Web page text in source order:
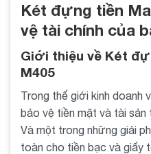
Két đựng tiền
vệ tài chính của
Giới thiệu về Két
M405
Trong thế giới kinh doanh
bảo vệ tiền mặt và tài
Và một trong những giải
toàn cho tiền bạc và giấy